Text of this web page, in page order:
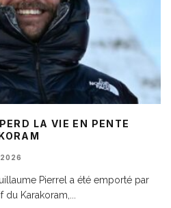
LA VIE EN PENTE
Pierrel a été emporté par
du Karakoram,...